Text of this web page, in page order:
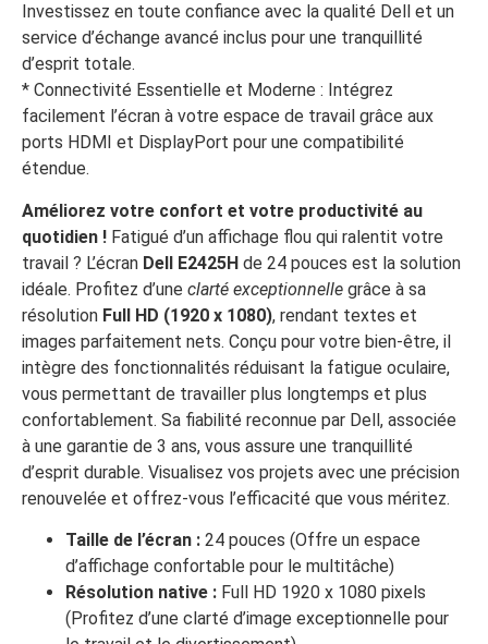
Investissez en toute confiance avec la qualité Dell et un
service d’échange avancé inclus pour une tranquillité
d’esprit totale.
* Connectivité Essentielle et Moderne : Intégrez
facilement l’écran à votre espace de travail grâce aux
ports HDMI et DisplayPort pour une compatibilité
étendue.
Améliorez votre confort et votre productivité au
quotidien ! Fatigué d’un affichage flou qui ralentit votre
travail ? L’écran Dell E2425H de 24 pouces est la solution
idéale. Profitez d’une clarté exceptionnelle grâce à sa
résolution Full HD (1920 x 1080), rendant textes et
images parfaitement nets. Conçu pour votre bien-être, il
intègre des fonctionnalités réduisant la fatigue oculaire,
vous permettant de travailler plus longtemps et plus
confortablement. Sa fiabilité reconnue par Dell, associée
à une garantie de 3 ans, vous assure une tranquillité
d’esprit durable. Visualisez vos projets avec une précision
renouvelée et offrez-vous l’efficacité que vous méritez.
Taille de l’écran : 24 pouces (Offre un espace
d’affichage confortable pour le multitâche)
Résolution native : Full HD 1920 x 1080 pixels
(Profitez d’une clarté d’image exceptionnelle pour